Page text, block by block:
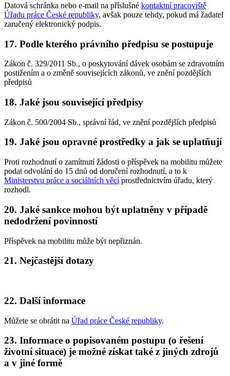
Datová schránka nebo e-mail na příslušné kontaktní pracoviště
Úřadu práce České republiky, avšak pouze tehdy, pokud má žadatel
zaručený elektronický podpis.
17. Podle kterého právního předpisu se postupuje
Zákon č. 329/2011 Sb., o poskytování dávek osobám se zdravotním
postižením a o změně souvisejících zákonů, ve znění pozdějších
předpisů
18. Jaké jsou související předpisy
Zákon č. 500/2004 Sb., správní řád, ve znění pozdějších předpisů
19. Jaké jsou opravné prostředky a jak se uplatňují
Proti rozhodnutí o zamítnutí žádosti o příspěvek na mobilitu můžete
podat odvolání do 15 dnů od doručení rozhodnutí, a to k
Ministerstvu práce a sociálních věcíprostřednictvím úřadu, který
rozhodl.
20. Jaké sankce mohou být uplatněny v případě
nedodržení povinností
Příspěvek na mobilitu může být nepřiznán.
21. Nejčastější dotazy
22. Další informace
Můžete se obrátit na Úřad práce České republiky.
23. Informace o popisovaném postupu (o řešení
životní situace) je možné získat také z jiných zdrojů
a v jiné formě